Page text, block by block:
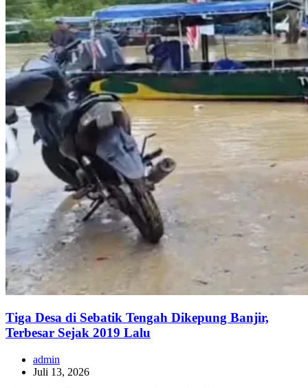
Tiga Desa di Sebatik Tengah Dikepung Banjir,
Terbesar Sejak 2019 Lalu
admin
Juli 13, 2026